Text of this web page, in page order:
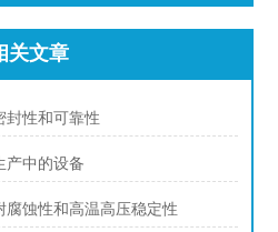
关文章
封性和可靠性
产中的设备
蚀性和高温高压稳定性